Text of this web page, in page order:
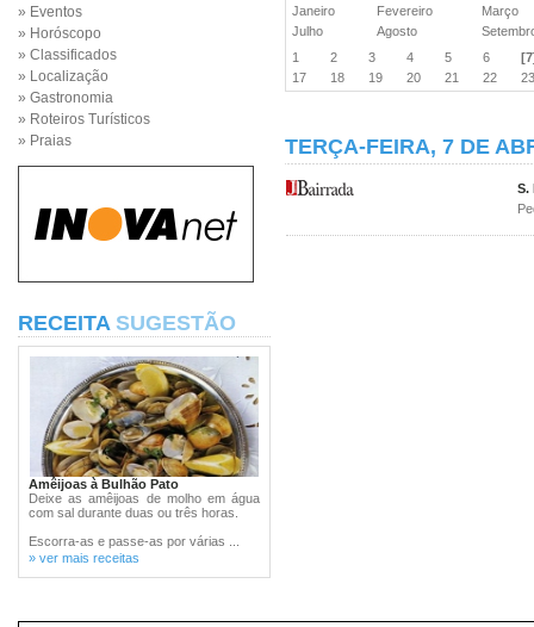
» Eventos
» Horóscopo
» Classificados
» Localização
» Gastronomia
» Roteiros Turísticos
» Praias
RECEITA SUGESTÃO
Amêijoas à Bulhão Pato
Deixe as amêijoas de molho em água
com sal durante duas ou três horas.
Escorra-as e passe-as por várias ...
» ver mais receitas
Janeiro
Fevereiro
Março
Julho
Agosto
1
2 3 4 5 6
17
18 19 20 21 22
TERÇA-FEIRA, 7 DE
S.